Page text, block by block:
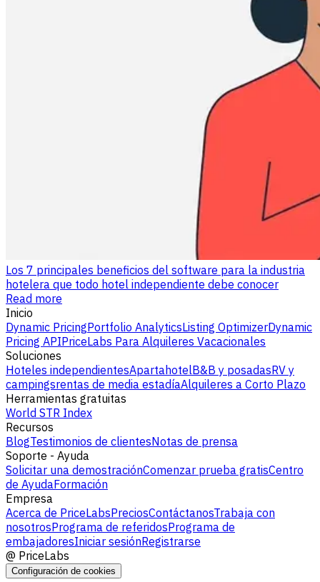
Los 7 principales beneficios del software para la industria
hotelera que todo hotel independiente debe conocer
Read more
Inicio
Dynamic PricingPortfolio AnalyticsListing OptimizerDynamic
Pricing APIPriceLabs Para Alquileres Vacacionales
Soluciones
Hoteles independientesApartahotelB&B y posadasRV y
campingsrentas de media estadíaAlquileres a Corto Plazo
Herramientas gratuitas
World STR Index
Recursos
BlogTestimonios de clientesNotas de prensa
Soporte - Ayuda
Solicitar una demostraciónComenzar prueba gratisCentro
de AyudaFormación
Empresa
Acerca de PriceLabsPreciosContáctanosTrabaja con
nosotrosPrograma de referidosPrograma de
embajadoresIniciar sesiónRegistrarse
@ PriceLabs
Configuración de cookies